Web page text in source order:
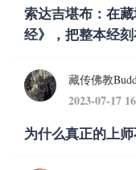
索达吉堪布：在
经》，把整本经
藏传佛教
2023-07-17
为什么真正的上